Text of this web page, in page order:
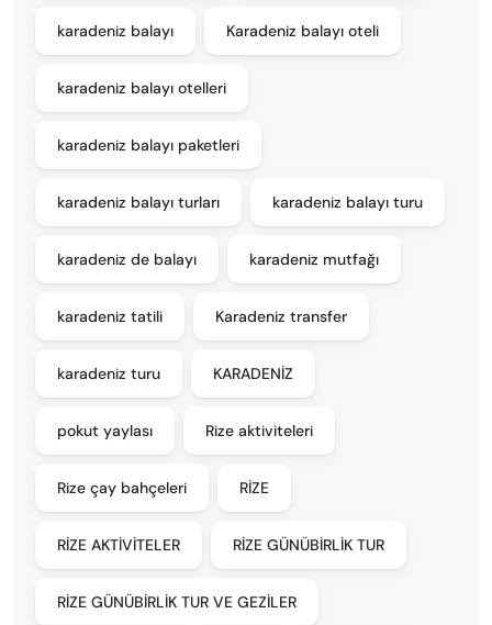
karadeniz balayı Karadeniz balayı oteli
karadeniz balayı otelleri
karadeniz balayı paketleri
karadeniz balayı turları karadeniz balayı turu
karadeniz de balayı karadeniz mutfağı
karadeniz tatili Karadeniz transfer
karadeniz turu KARADENİZ
pokut yaylası Rize aktiviteleri
Rize çay bahçeleri RİZE
RİZE AKTİVİTELER RİZE GÜNÜBİRLİK TUR
RİZE GÜNÜBİRLİK TUR VE GEZİLER